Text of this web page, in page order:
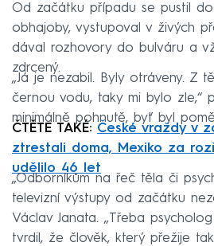
Od začátku případu se pustil
obhajoby, vystupoval v živých
dával rozhovory do bulváru a
zdrcený.
„Já je nezabil. Byly otráveny. Z
černou vodu, taky mi bylo zle,“
minimálně pohnutě, byť byl
ČTĚTE TAKÉ: České vraždy v
ztrestali doma, Mexiko za
udělilo 46 let
„Odborníkům na řeč těla či
televizní výstupy od začátku
Václav Janata. „Třeba
tvrdil, že člověk, který přežije